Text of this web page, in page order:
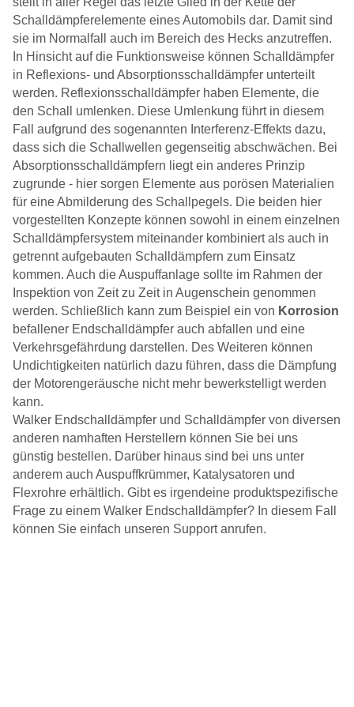
Schalldämpferelemente eines Automobils dar. Damit sind
sie im Normalfall auch im Bereich des Hecks anzutreffen.
In Hinsicht auf die Funktionsweise können Schalldämpfer
in Reflexions- und Absorptionsschalldämpfer unterteilt
werden. Reflexionsschalldämpfer haben Elemente, die
den Schall umlenken. Diese Umlenkung führt in diesem
Fall aufgrund des sogenannten Interferenz-Effekts dazu,
dass sich die Schallwellen gegenseitig abschwächen. Bei
Absorptionsschalldämpfern liegt ein anderes Prinzip
zugrunde - hier sorgen Elemente aus porösen Materialien
für eine Abmilderung des Schallpegels. Die beiden hier
vorgestellten Konzepte können sowohl in einem einzelnen
Schalldämpfersystem miteinander kombiniert als auch in
getrennt aufgebauten Schalldämpfern zum Einsatz
kommen. Auch die Auspuffanlage sollte im Rahmen der
Inspektion von Zeit zu Zeit in Augenschein genommen
werden. Schließlich kann zum Beispiel ein von Korrosion
befallener Endschalldämpfer auch abfallen und eine
Verkehrsgefährdung darstellen. Des Weiteren können
Undichtigkeiten natürlich dazu führen, dass die Dämpfung
der Motorengeräusche nicht mehr bewerkstelligt werden
kann.
Walker Endschalldämpfer und Schalldämpfer von diversen
anderen namhaften Herstellern können Sie bei uns
günstig bestellen. Darüber hinaus sind bei uns unter
anderem auch Auspuffkrümmer, Katalysatoren und
Flexrohre erhältlich. Gibt es irgendeine produktspezifische
Frage zu einem Walker Endschalldämpfer? In diesem Fall
können Sie einfach unseren Support anrufen.